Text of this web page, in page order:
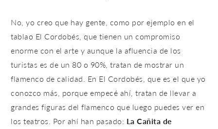
No, yo creo que hay gente, como por ejemplo en el
tablao El Cordobés, que tienen un compromiso
enorme con el arte y aunque la afluencia de los
turistas es de un 80 o 90%, tratan de mostrar un
flamenco de calidad. En El Cordobés, que es el que yo
conozco más, porque empecé ahí, tratan de llevar a
grandes figuras del flamenco que luego puedes ver en
los teatros. Por ahí han pasado: La Cañita de